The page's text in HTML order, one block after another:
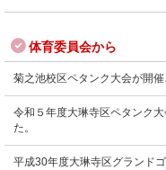
体育委員会から
菊之池校区ペタンク大会が開催
令和５年度大琳寺区ペタンク
た。
平成30年度大琳寺区グランド